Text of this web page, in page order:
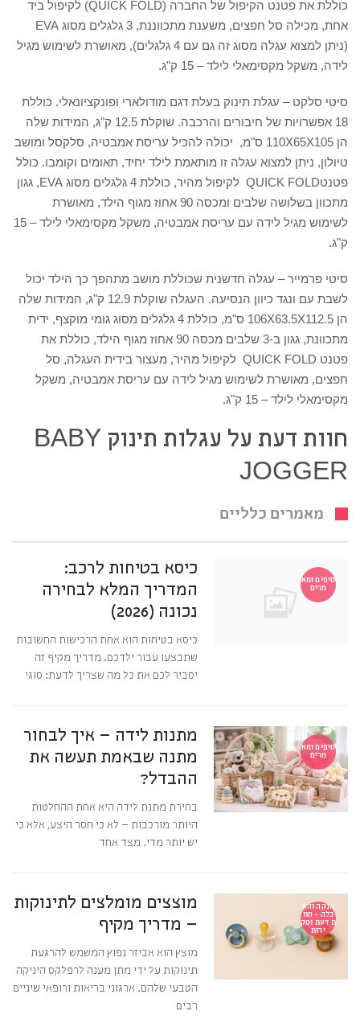
כוללת את פטנט הקיפול של החברה (QUICK FOLD) לקיפול ביד
אחת, מכילה סל חפצים, משענת מתכווננת, 3 גלגלים מסוג EVA
(ניתן למצוא עגלה מסוג זה גם עם 4 גלגלים), מאושרת לשימוש מגיל
לידה, משקל מקסימאלי לילד – 15 ק"ג.
סיטי סלקט – עגלת תינוק בעלת דגם מודולארי ופונקציונאלי. כוללת
18 אפשרויות של חיבורים והרכבה. שוקלת 12.5 ק"ג, המידות שלה
הן 110X65X105 ס"מ, יכולה להכיל עריסת אמבטיה, סלקסל ומושב
טיולון, ניתן למצוא עגלה זו מותאמת לילד יחיד, תאומים וקומבו. כולל
פטנטQUICK FOLD לקיפול מהיר, כוללת 4 גלגלים מסוג EVA, גגון
מתכוון בשלושה שלבים ומכסה 90 אחוז מגוף הילד, מאושרת
לשימוש מגיל לידה עם עריסת אמבטיה, משקל מקסימאלי לילד – 15
ק"ג.
סיטי פרמייר – עגלה חדשנית שכוללת מושב מתהפך כך הילד יכול
לשבת עם ונגד כיוון הנסיעה. העגלה שוקלת 12.9 ק"ג, המידות שלה
הן 106X63.5X112.5 ס"מ, כוללת 4 גלגלים מסוג גומי מוקצף, ידית
מתכוונת, גגון ב-3 שלבים מכסה 90 אחוז מגוף הילד, כוללת את
פטנט QUICK FOLD לקיפול מהיר, מעצור בידית העגלה, סל
חפצים, מאושרת לשימוש מגיל לידה עם עריסת אמבטיה, משקל
מקסימאלי לילד – 15 ק"ג.
חוות דעת על עגלות תינוק BABY
JOGGER
מאמרים כלליים
טיפים ומא
מרים
כיסא בטיחות לרכב:
המדריך המלא לבחירה
נכונה (2026)
כיסא בטיחות הוא אחת הרכישות החשובות
שתבצעו עבור ילדכם. מדריך מקיף זה
יסביר לכם את כל מה שצריך לדעת: סוגי
טיפים ומא
מרים
מתנות לידה – איך לבחור
מתנה שבאמת תעשה את
ההבדל?
בחירת מתנת לידה היא אחת ההחלטות
היותר מורכבות – לא כי חסר היצע, אלא כי
יש יותר מדי. מצד אחד
הנקה והא
כלה - חוו
ת דעת וסק
ירות
מוצצים מומלצים לתינוקות
– מדריך מקיף
מוצץ הוא אביזר נפוץ המשמש להרגעת
תינוקות על ידי מתן מענה לרפלקס היניקה
הטבעי שלהם. ארגוני בריאות ורופאי שיניים
רבים